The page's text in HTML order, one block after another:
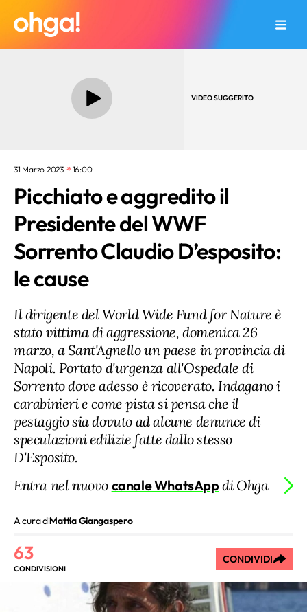
VIDEO SUGGERITO
31 Marzo 2023 16:00
Picchiato e aggredito il
Presidente del WWF
Sorrento Claudio D’esposito:
le cause
Il dirigente del World Wide Fund for Nature è
stato vittima di aggressione, domenica 26
marzo, a Sant'Agnello un paese in provincia di
Napoli. Portato d'urgenza all'Ospedale di
Sorrento dove adesso è ricoverato. Indagano i
carabinieri e come pista si pensa che il
pestaggio sia dovuto ad alcune denunce di
speculazioni edilizie fatte dallo stesso
D'Esposito.
Entra nel nuovo canale WhatsAppdi Ohga
A cura diMattia Giangaspero
63
CONDIVISIONI
CONDIVIDI